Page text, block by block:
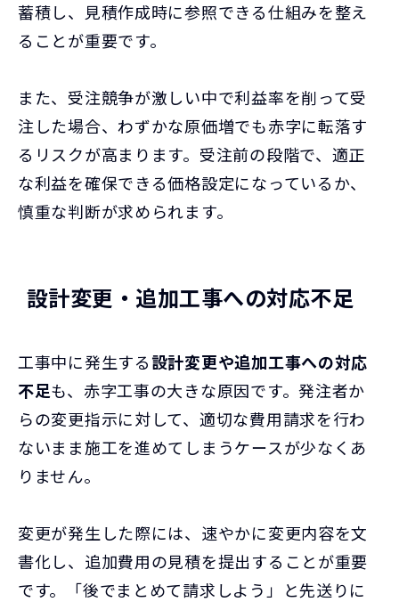
蓄積し、見積作成時に参照できる仕組みを整え
ることが重要です。
また、受注競争が激しい中で利益率を削って受
注した場合、わずかな原価増でも赤字に転落す
るリスクが高まります。受注前の段階で、適正
な利益を確保できる価格設定になっているか、
慎重な判断が求められます。
設計変更・追加工事への対応不足
工事中に発生する設計変更や追加工事への対応
不足も、赤字工事の大きな原因です。発注者か
らの変更指示に対して、適切な費用請求を行わ
ないまま施工を進めてしまうケースが少なくあ
りません。
変更が発生した際には、速やかに変更内容を文
書化し、追加費用の見積を提出することが重要
です。「後でまとめて請求しよう」と先送りに